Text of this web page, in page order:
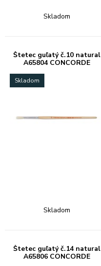
Skladom
Štetec guľatý č.10 natural
A65804 CONCORDE
Skladom
Skladom
Štetec guľatý č.14 natural
A65806 CONCORDE